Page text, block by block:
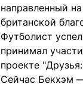
направленный
британской
Футболист
принимал
проекте
Сейчас Бекхэм